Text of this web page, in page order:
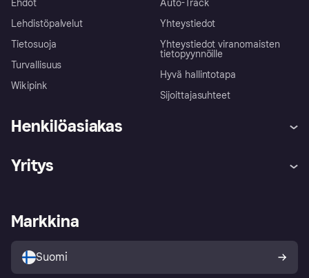
Ehdot
Lehdistöpalvelut
Tietosuoja
Turvallisuus
Wikipink
Auto-Track
Yhteystiedot
Yhteystiedot viranomaisten
tietopyynnöille
Hyvä hallintotapa
Sijoittajasuhteet
Henkilöasiakas
Kirjaudu sisään
Tutustu kauppoihin
Ostajan turva
Yritys
Kirjaudu sisään yrityksenä
Markkina
Suomi